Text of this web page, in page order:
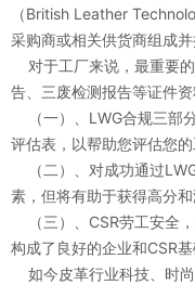
（British Leather
采购商或相关供货商组成并
对于工厂来说，最重要
告、三废检测报告等证件资
（一）、LWG合规三部
评估表，以帮助您评估您的
（二）、对成功通过
素，但将有助于获得高分和
（三）、CSR劳工安全
构成了良好的企业和CSR基
如今皮革行业科技、时
0
1
2